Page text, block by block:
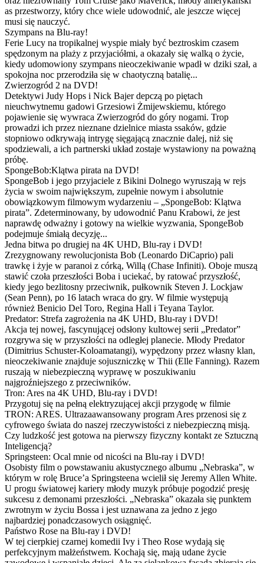
as przestworzy, który chce wiele udowodnić, ale jeszcze więcej
musi się nauczyć.
Szympans na Blu-ray!
Ferie Lucy na tropikalnej wyspie miały być beztroskim czasem
spędzonym na plaży z przyjaciółmi, a okazały się walką o życie,
kiedy udomowiony szympans nieoczekiwanie wpadł w dziki szał, a
spokojna noc przerodziła się w chaotyczną batalię...
Zwierzogród 2 na DVD!
Detektywi Judy Hops i Nick Bajer depczą po piętach
nieuchwytnemu gadowi Grzesiowi Żmijewskiemu, którego
pojawienie się wywraca Zwierzogród do góry nogami. Trop
prowadzi ich przez nieznane dzielnice miasta ssaków, gdzie
stopniowo odkrywają intrygę sięgającą znacznie dalej, niż się
spodziewali, a ich partnerski układ zostaje wystawiony na poważną
próbę.
SpongeBob:Klątwa pirata na DVD!
SpongeBob i jego przyjaciele z Bikini Dolnego wyruszają w rejs
życia w swoim największym, zupełnie nowym i absolutnie
obowiązkowym filmowym wydarzeniu – „SpongeBob: Klątwa
pirata”. Zdeterminowany, by udowodnić Panu Krabowi, że jest
naprawdę odważny i gotowy na wielkie wyzwania, SpongeBob
podejmuje śmiałą decyzję...
Jedna bitwa po drugiej na 4K UHD, Blu-ray i DVD!
Zrezygnowany rewolucjonista Bob (Leonardo DiCaprio) pali
trawkę i żyje w paranoi z córką, Willą (Chase Infiniti). Oboje muszą
stawić czoła przeszłości Boba i uciekać, by ratować przyszłość,
kiedy jego bezlitosny przeciwnik, pułkownik Steven J. Lockjaw
(Sean Penn), po 16 latach wraca do gry. W filmie występują
również Benicio Del Toro, Regina Hall i Teyana Taylor.
Predator: Strefa zagrożenia na 4K UHD, Blu-ray i DVD!
Akcja tej nowej, fascynującej odsłony kultowej serii „Predator”
rozgrywa się w przyszłości na odległej planecie. Młody Predator
(Dimitrius Schuster-Koloamatangi), wypędzony przez własny klan,
nieoczekiwanie znajduje sojuszniczkę w Thii (Elle Fanning). Razem
ruszają w niebezpieczną wyprawę w poszukiwaniu
najgroźniejszego z przeciwników.
Tron: Ares na 4K UHD, Blu-ray i DVD!
Przygotuj się na pełną elektryzującej akcji przygodę w filmie
TRON: ARES. Ultrazaawansowany program Ares przenosi się z
cyfrowego świata do naszej rzeczywistości z niebezpieczną misją.
Czy ludzkość jest gotowa na pierwszy fizyczny kontakt ze Sztuczną
Inteligencją?
Springsteen: Ocal mnie od nicości na Blu-ray i DVD!
Osobisty film o powstawaniu akustycznego albumu „Nebraska”, w
którym w rolę Bruce’a Springsteena wcielił się Jeremy Allen White.
U progu światowej kariery młody muzyk próbuje pogodzić presję
sukcesu z demonami przeszłości. „Nebraska” okazała się punktem
zwrotnym w życiu Bossa i jest uznawana za jedno z jego
najbardziej ponadczasowych osiągnięć.
Państwo Rose na Blu-ray i DVD!
W tej cierpkiej czarnej komedii Ivy i Theo Rose wydają się
perfekcyjnym małżeństwem. Kochają się, mają udane życie